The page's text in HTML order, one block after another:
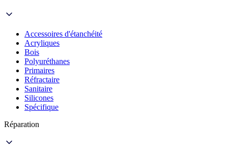
Accessoires d'étanchéité
Acryliques
Bois
Polyuréthanes
Primaires
Réfractaire
Sanitaire
Silicones
Spécifique
Réparation